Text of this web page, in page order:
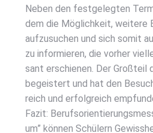
Neben den fest­ge­leg­ten
dem die Mög­lich­keit, wei­te­re
auf­zu­su­chen und sich somit
zu infor­mie­ren, die vor­her
sant erschie­nen. Der Groß­teil
begeis­tert und hat den
reich und erfolg­reich
Fazit:
um” kön­nen Schü­lern